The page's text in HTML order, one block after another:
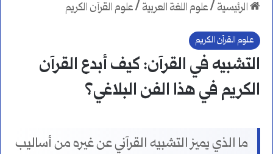
الرئيسية /علوم اللغة العربية /علوم القرآن الكريم
علوم القرآن الكريم
التشبيه في القرآن: كيف أبدع القرآن
الكريم في هذا الفن البلاغي؟
ما الذي يميز التشبيه القرآني عن غيره من أساليب